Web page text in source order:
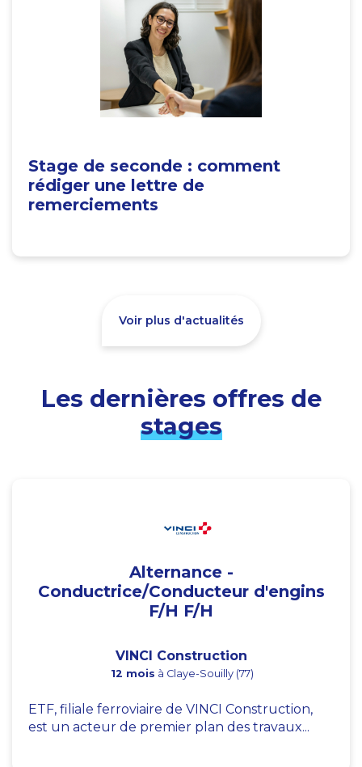
Stage de seconde : comment
rédiger une lettre de
remerciements
Voir plus d'actualités
Les dernières offres de
stages
Alternance -
Conductrice/Conducteur d'engins
F/H F/H
VINCI Construction
12 mois à Claye-Souilly (77)
ETF, filiale ferroviaire de VINCI Construction,
est un acteur de premier plan des travaux...